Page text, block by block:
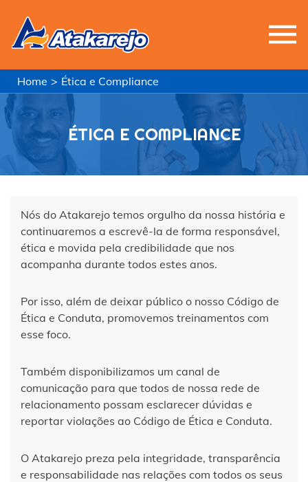
Home > Ética e Compliance
ÉTICA E COMPLIANCE
Nós do Atakarejo temos orgulho da nossa história e
continuaremos a escrevê-la de forma responsável,
ética e movida pela credibilidade que nos
acompanha durante todos estes anos.
Por isso, além de deixar público o nosso Código de
Ética e Conduta, promovemos treinamentos com
esse foco.
Também disponibilizamos um canal de
comunicação para que todos de nossa rede de
relacionamento possam esclarecer dúvidas e
reportar violações ao Código de Ética e Conduta.
O Atakarejo preza pela integridade, transparência
e responsabilidade nas relações com todos os seus